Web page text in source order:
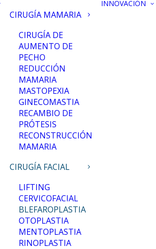
CIRUGÍA MAMARIA
CIRUGÍA DE
AUMENTO DE
PECHO
REDUCCIÓN
MAMARIA
MASTOPEXIA
GINECOMASTIA
RECAMBIO DE
PRÓTESIS
RECONSTRUCCIÓN
MAMARIA
CIRUGÍA FACIAL
LIFTING
CERVICOFACIAL
BLEFAROPLASTIA
OTOPLASTIA
MENTOPLASTIA
RINOPLASTIA
INNOVACIÓN